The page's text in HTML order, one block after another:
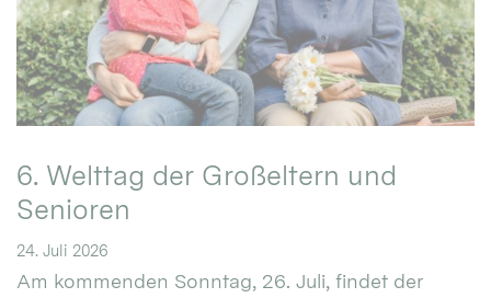
6. Welttag der Großeltern und
Senioren
24. Juli 2026
Am kommenden Sonntag, 26. Juli, findet der